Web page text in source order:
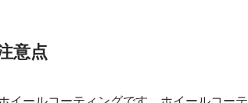
意点